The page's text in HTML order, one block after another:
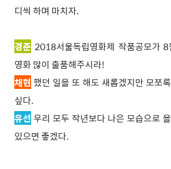
디씩 하며 마치자.
경준 2018서울독립영화제 작품공모가
영화 많이 출품해주시라!
채현 했던 일을 또 해도 새롭겠지만 모쪼
싶다.
유선 우리 모두 작년보다 나은 모습으로
있으면 좋겠다.